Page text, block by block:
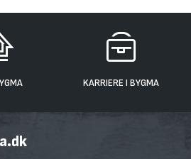
KARRIERE I BYGMA